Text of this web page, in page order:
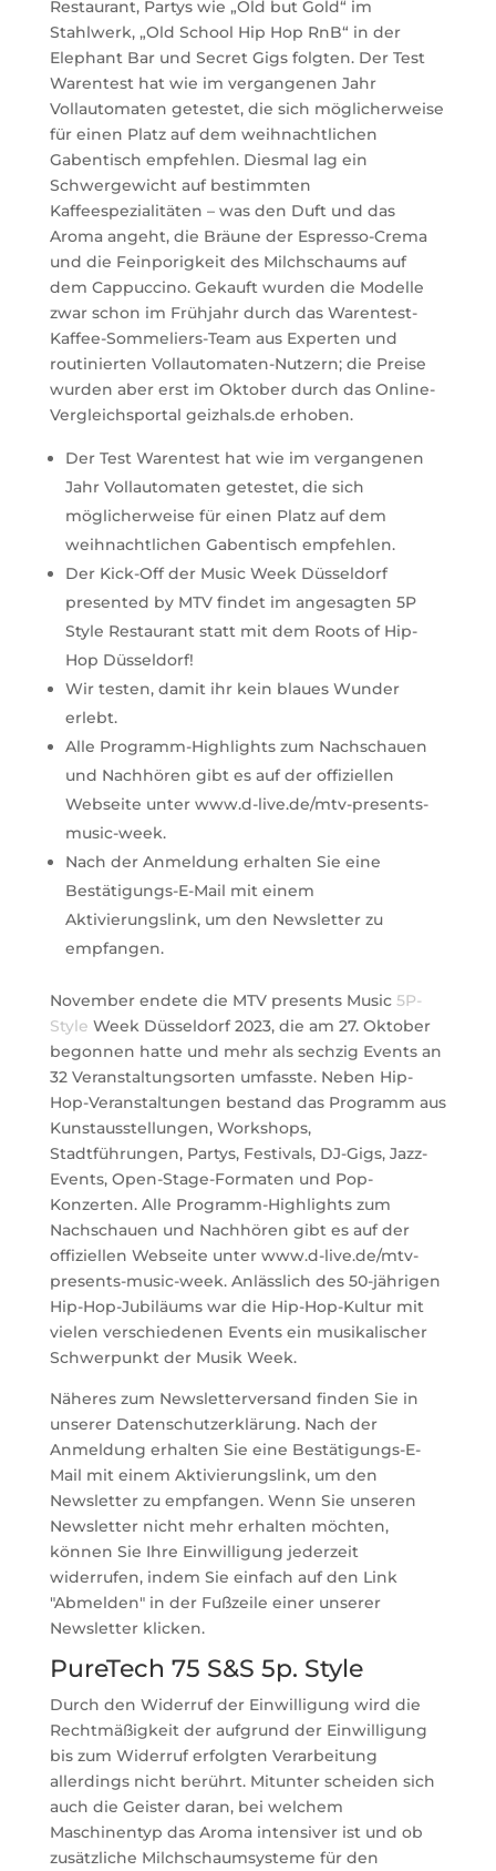
Restaurant, Partys wie „Old but Gold“ im
Stahlwerk, „Old School Hip Hop RnB“ in der
Elephant Bar und Secret Gigs folgten. Der Test
Warentest hat wie im vergangenen Jahr
Vollautomaten getestet, die sich möglicherweise
für einen Platz auf dem weihnachtlichen
Gabentisch empfehlen. Diesmal lag ein
Schwergewicht auf bestimmten
Kaffeespezialitäten – was den Duft und das
Aroma angeht, die Bräune der Espresso-Crema
und die Feinporigkeit des Milchschaums auf
dem Cappuccino. Gekauft wurden die Modelle
zwar schon im Frühjahr durch das Warentest-
Kaffee-Sommeliers-Team aus Experten und
routinierten Vollautomaten-Nutzern; die Preise
wurden aber erst im Oktober durch das Online-
Vergleichsportal geizhals.de erhoben.
Der Test Warentest hat wie im vergangenen
Jahr Vollautomaten getestet, die sich
möglicherweise für einen Platz auf dem
weihnachtlichen Gabentisch empfehlen.
Der Kick-Off der Music Week Düsseldorf
presented by MTV findet im angesagten 5P
Style Restaurant statt mit dem Roots of Hip-
Hop Düsseldorf!
Wir testen, damit ihr kein blaues Wunder
erlebt.
Alle Programm-Highlights zum Nachschauen
und Nachhören gibt es auf der offiziellen
Webseite unter www.d-live.de/mtv-presents-
music-week.
Nach der Anmeldung erhalten Sie eine
Bestätigungs-E-Mail mit einem
Aktivierungslink, um den Newsletter zu
empfangen.
November endete die MTV presents Music 5P-
Style Week Düsseldorf 2023, die am 27. Oktober
begonnen hatte und mehr als sechzig Events an
32 Veranstaltungsorten umfasste. Neben Hip-
Hop-Veranstaltungen bestand das Programm aus
Kunstausstellungen, Workshops,
Stadtführungen, Partys, Festivals, DJ-Gigs, Jazz-
Events, Open-Stage-Formaten und Pop-
Konzerten. Alle Programm-Highlights zum
Nachschauen und Nachhören gibt es auf der
offiziellen Webseite unter www.d-live.de/mtv-
presents-music-week. Anlässlich des 50-jährigen
Hip-Hop-Jubiläums war die Hip-Hop-Kultur mit
vielen verschiedenen Events ein musikalischer
Schwerpunkt der Musik Week.
Näheres zum Newsletterversand finden Sie in
unserer Datenschutzerklärung. Nach der
Anmeldung erhalten Sie eine Bestätigungs-E-
Mail mit einem Aktivierungslink, um den
Newsletter zu empfangen. Wenn Sie unseren
Newsletter nicht mehr erhalten möchten,
können Sie Ihre Einwilligung jederzeit
widerrufen, indem Sie einfach auf den Link
"Abmelden" in der Fußzeile einer unserer
Newsletter klicken.
PureTech 75 S&S 5p. Style
Durch den Widerruf der Einwilligung wird die
Rechtmäßigkeit der aufgrund der Einwilligung
bis zum Widerruf erfolgten Verarbeitung
allerdings nicht berührt. Mitunter scheiden sich
auch die Geister daran, bei welchem
Maschinentyp das Aroma intensiver ist und ob
zusätzliche Milchschaumsysteme für den